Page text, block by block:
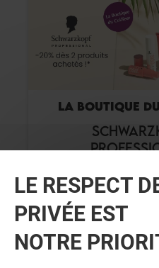
LA BOUTIQUE
Valable du 01/08/26
VOIR LE
LE RESPECT
PRIVÉE EST
NOTRE